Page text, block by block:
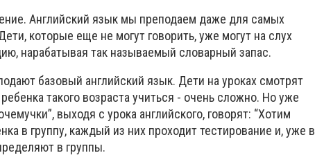
Английский язык мы преподаем даже для самых
которые еще не могут говорить, уже могут на слух
нарабатывая так называемый словарный запас.
базовый английский язык. Дети на уроках смотрят
такого возраста учиться - очень сложно. Но уже
выходя с урока английского, говорят: “Хотим
в группу, каждый из них проходит тестирование и, уже в
в группы.